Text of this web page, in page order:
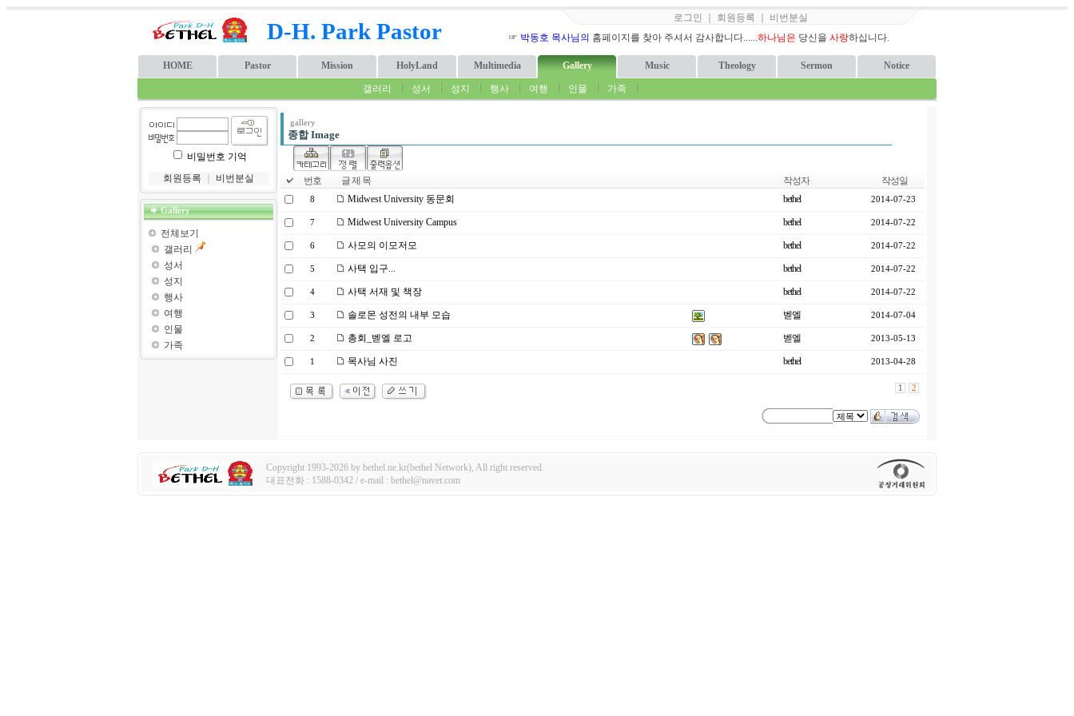
D-H. Park Pastor
로그인 회원등록
비번분실
☞ 박동호 목사님의 홈페이지를 찾아 주셔서 감사합니다......하나님은 당신을 사랑하십니다.
HOME Pastor Mission HolyLand Multimedia Gallery Music Theology Sermon Notice
갤러리 성서 성지 행사 여행 인물 가족
비밀번호 기억
회원등록
비번분실
Gallery
전체보기
갤러리
성서
성지
행사
여행
인물
가족
gallery
종합 Image
번호 글 제 목 작성자 작성일
8 Midwest University 동문회 bethel 2014-07-23
7 Midwest University Campus bethel 2014-07-22
6 사모의 이모저모 bethel 2014-07-22
5 사택 입구... bethel 2014-07-22
4 사택 서재 및 책장 bethel 2014-07-22
3 솔로몬 성전의 내부 모습 벧엘 2014-07-04
2 총회_벧엘 로고 벧엘 2013-05-13
1 목사님 사진 bethel 2013-04-28
1 2
Copyright 1993-2026 by bethel.ne.kr(bethel Network), All right reserved.
대표전화 : 1588-0342 / e-mail : bethel@naver.com